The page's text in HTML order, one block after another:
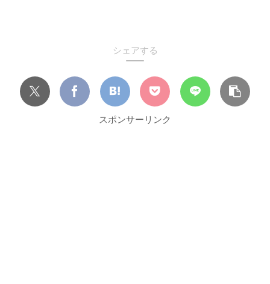
シェアする
スポンサーリンク